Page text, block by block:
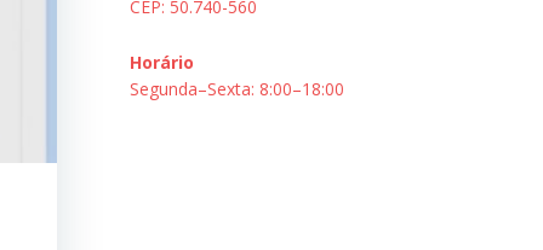
CEP: 50.740-560
Horário
Segunda–Sexta: 8:00–18:00